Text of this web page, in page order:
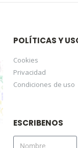
POLÍTICAS Y
Cookies
Privacidad
Condiciones de uso
ESCRIBENOS